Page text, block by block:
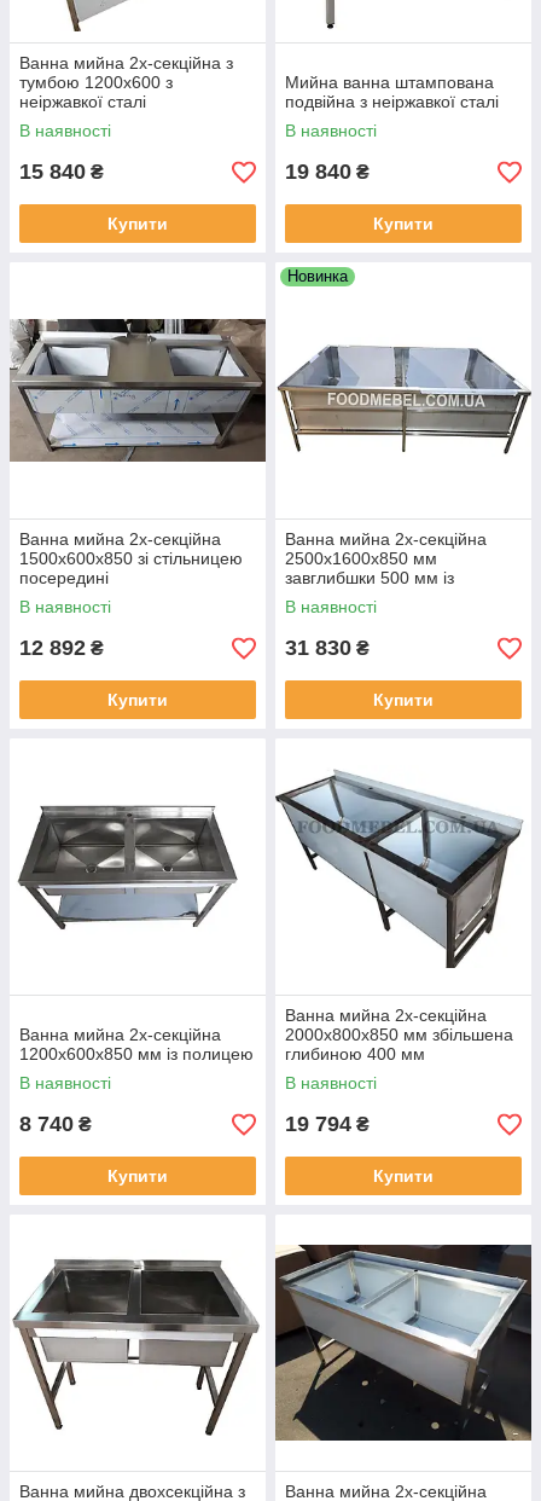
Ванна мийна 2х-секційна з
тумбою 1200х600 з
неіржавкої сталі
В наявності
15 840 ₴
Купити
Мийна ванна штампована
подвійна з неіржавкої сталі
В наявності
19 840 ₴
Купити
Ванна мийна 2х-секційна
1500х600х850 зі стільницею
посередині
В наявності
12 892 ₴
Купити
Новинка
Ванна мийна 2х-секційна
2500х1600х850 мм
завглибшки 500 мм із
неіржавкої сталі
В наявності
31 830 ₴
Купити
Ванна мийна 2х-секційна
1200х600х850 мм із полицею
В наявності
8 740 ₴
Купити
Ванна мийна 2х-секційна
2000х800х850 мм збільшена
глибиною 400 мм
В наявності
19 794 ₴
Купити
Ванна мийна двохсекційна з Ванна мийна 2х-секційна